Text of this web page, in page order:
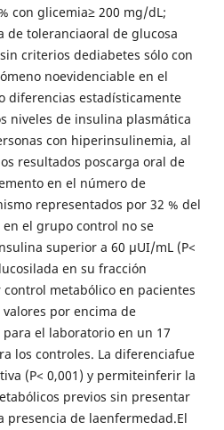
con glicemia≥ 200 mg/dL;
toleranciaoral de glucosa
criterios dediabetes sólo con
noevidenciable en el
diferencias estadísticamente
niveles de insulina plasmática
con hiperinsulinemia, al
resultados poscarga oral de
en el número de
representados por 32 % del
el grupo control no se
superior a 60 µUI/mL (P<
en su fracción
metabólico en pacientes
por encima de
el laboratorio en un 17
los controles. La diferenciafue
(P< 0,001) y permiteinferir la
previos sin presentar
de laenfermedad.El